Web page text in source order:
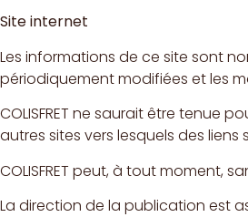
Site internet
Les informations de ce site sont
périodiquement modifiées et les
COLISFRET ne saurait être tenue
autres sites vers lesquels des
COLISFRET peut, à tout moment,
La direction de la publication est